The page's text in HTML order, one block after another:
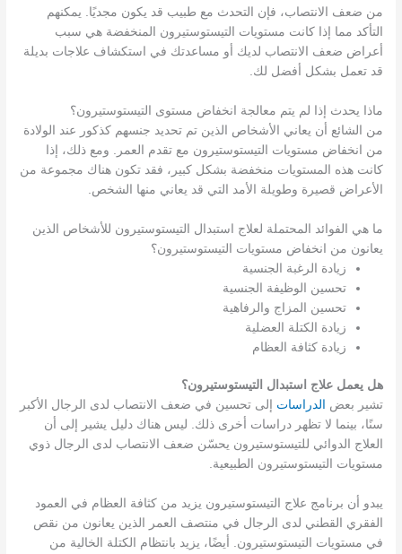
من ضعف الانتصاب، فإن التحدث مع طبيب قد يكون مجديًا. يمكنهم
التأكد مما إذا كانت مستويات التيستوستيرون المنخفضة هي سبب
أعراض ضعف الانتصاب لديك أو مساعدتك في استكشاف علاجات بديلة
قد تعمل بشكل أفضل لك.
ماذا يحدث إذا لم يتم معالجة انخفاض مستوى التيستوستيرون؟
من الشائع أن يعاني الأشخاص الذين تم تحديد جنسهم كذكور عند الولادة
من انخفاض مستويات التيستوستيرون مع تقدم العمر. ومع ذلك، إذا
كانت هذه المستويات منخفضة بشكل كبير، فقد تكون هناك مجموعة من
الأعراض قصيرة وطويلة الأمد التي قد يعاني منها الشخص.
ما هي الفوائد المحتملة لعلاج استبدال التيستوستيرون للأشخاص الذين
يعانون من انخفاض مستويات التيستوستيرون؟
زيادة الرغبة الجنسية
تحسين الوظيفة الجنسية
تحسين المزاج والرفاهية
زيادة الكتلة العضلية
زيادة كثافة العظام
هل يعمل علاج استبدال التيستوستيرون؟
تشير بعض
الدراسات إلى تحسين في ضعف الانتصاب لدى الرجال الأكبر
سنًا، بينما لا تظهر دراسات أخرى ذلك. ليس هناك دليل يشير إلى أن
العلاج الدوائي للتيستوستيرون يحسّن ضعف الانتصاب لدى الرجال ذوي
مستويات التيستوستيرون الطبيعية.
يبدو أن برنامج علاج التيستوستيرون يزيد من كثافة العظام في العمود
الفقري القطني لدى الرجال في منتصف العمر الذين يعانون من نقص
في مستويات التيستوستيرون. أيضًا، يزيد بانتظام الكتلة الخالية من